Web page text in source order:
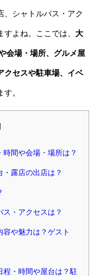
、シャトルバス・アク
よね。ここでは、 大
会場・場所、グルメ屋
クセスや駐車場、イベ
す。
間や会場・場所は？
・露店の出店は？
ス・アクセスは？
容や魅力は？ゲスト
程・時間や屋台は？駐